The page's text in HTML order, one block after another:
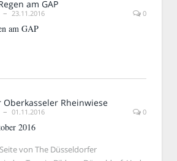
23.11.2016 0
am GAP
01.11.2016 0
2016
von The Düsseldorfer